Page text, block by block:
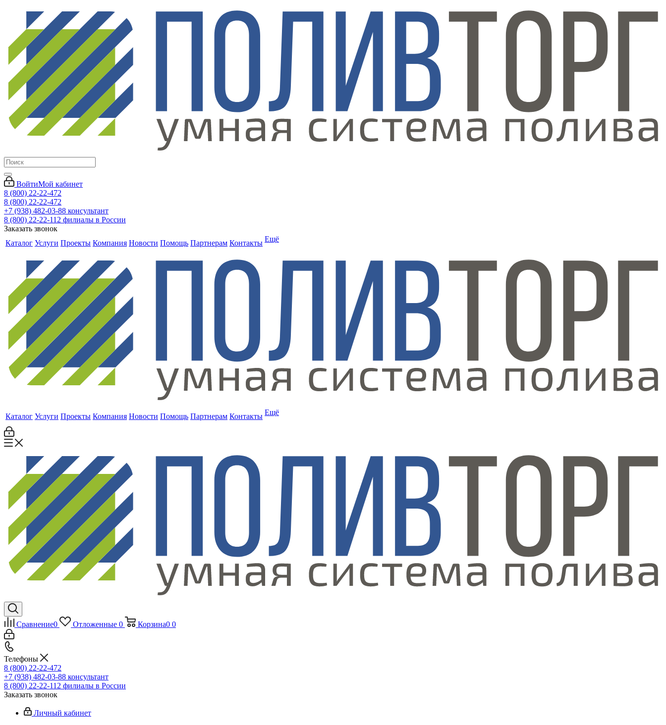
ВойтиМой кабинет
8 (800) 22-22-472
8 (800) 22-22-472
+7 (938) 482-03-88 консультант
8 (800) 22-22-112 филиалы в России
Заказать звонок
Каталог Услуги Проекты Компания Новости Помощь Партнерам Контакты Ещё
Каталог Услуги Проекты Компания Новости Помощь Партнерам Контакты Ещё
Сравнение0 Отложенные 0 Корзина0 0
Телефоны
8 (800) 22-22-472
+7 (938) 482-03-88 консультант
8 (800) 22-22-112 филиалы в России
Заказать звонок
Личный кабинет